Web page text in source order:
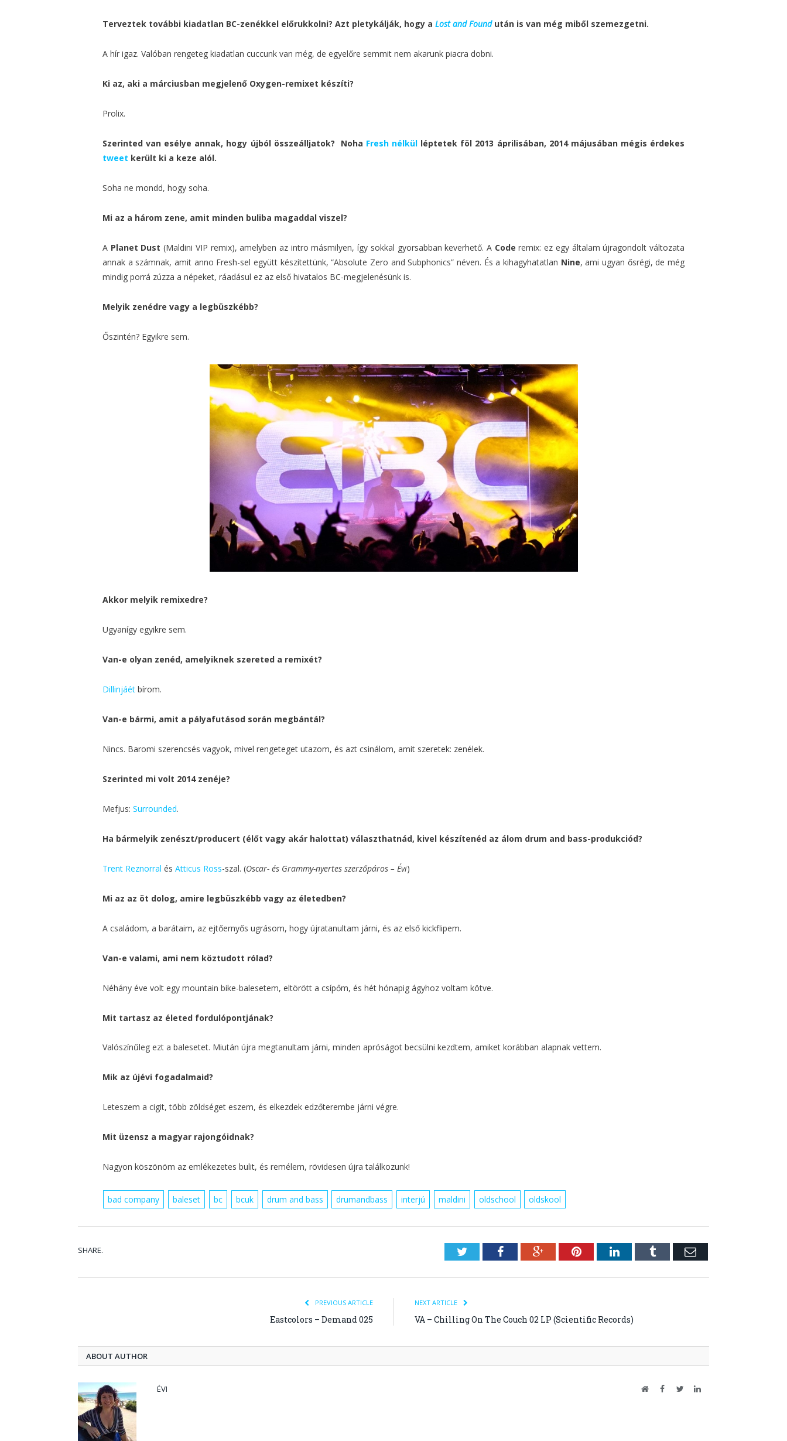
Terveztek további kiadatlan BC-zenékkel előrukkolni? Azt pletykálják, hogy aLost and Found után is van még miből szemezgetni.
A hír igaz. Valóban rengeteg kiadatlan cuccunk van még, de egyelőre semmit nem akarunk piacra dobni.
Ki az, aki a márciusban megjelenő Oxygen-remixet készíti?
Prolix.
Szerinted van esélye annak, hogy újból összeálljatok? Noha Fresh nélkül léptetek föl 2013 áprilisában, 2014 májusában mégis érdekes
tweet került ki a keze alól.
Soha ne mondd, hogy soha.
Mi az a három zene, amit minden buliba magaddal viszel?
A Planet Dust (Maldini VIP remix), amelyben az intro másmilyen, így sokkal gyorsabban keverhető. A Code remix: ez egy általam újragondolt változata
annak a számnak, amit anno Fresh-sel együtt készítettünk, “Absolute Zero and Subphonics” néven. És a kihagyhatatlan Nine, ami ugyan ősrégi, de még
mindig porrá zúzza a népeket, ráadásul ez az első hivatalos BC-megjelenésünk is.
Melyik zenédre vagy a legbüszkébb?
Őszintén? Egyikre sem.
Akkor melyik remixedre?
Ugyanígy egyikre sem.
Van-e olyan zenéd, amelyiknek szereted a remixét?
Dillinjáét bírom.
Van-e bármi, amit a pályafutásod során megbántál?
Nincs. Baromi szerencsés vagyok, mivel rengeteget utazom, és azt csinálom, amit szeretek: zenélek.
Szerinted mi volt 2014 zenéje?
Mefjus:Surrounded.
Ha bármelyik zenészt/producert (élőt vagy akár halottat) választhatnád, kivel készítenéd az álom drum and bass-produkciód?
Trent Reznorral ésAtticus Ross-szal. (Oscar- és Grammy-nyertes szerzőpáros – Évi)
Mi az az öt dolog, amire legbüszkébb vagy az életedben?
A családom, a barátaim, az ejtőernyős ugrásom, hogy újratanultam járni, és az első kickflipem.
Van-e valami, ami nem köztudott rólad?
Néhány éve volt egy mountain bike-balesetem, eltörött a csípőm, és hét hónapig ágyhoz voltam kötve.
Mit tartasz az életed fordulópontjának?
Valószínűleg ezt a balesetet. Miután újra megtanultam járni, minden apróságot becsülni kezdtem, amiket korábban alapnak vettem.
Mik az újévi fogadalmaid?
Leteszem a cigit, több zöldséget eszem, és elkezdek edzőterembe járni végre.
Mit üzensz a magyar rajongóidnak?
Nagyon köszönöm az emlékezetes bulit, és remélem, rövidesen újra találkozunk!
bad company baleset bc bcuk drum and bass drumandbass interjú maldini oldschool oldskool
SHARE. TwitterFacebookGoogle+PinterestLinkedInTumblr Email
PREVIOUS ARTICLE
Eastcolors – Demand 025
NEXT ARTICLE
VA – Chilling On The Couch 02 LP (Scientific Records)
ABOUT AUTHOR
ÉVI WebsiteFacebook
TwitterLinkedIn